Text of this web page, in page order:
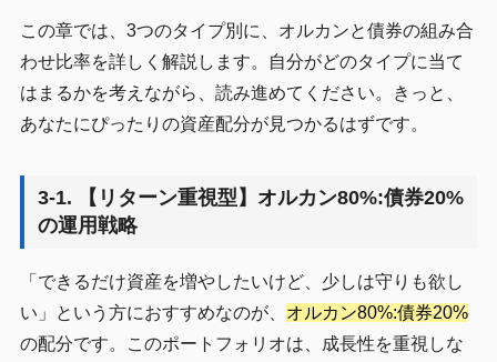
この章では、3つのタイプ別に、オルカンと債券の組み合
わせ比率を詳しく解説します。自分がどのタイプに当て
はまるかを考えながら、読み進めてください。きっと、
あなたにぴったりの資産配分が見つかるはずです。
3-1. 【リターン重視型】オルカン80%:債券20%
の運用戦略
「できるだけ資産を増やしたいけど、少しは守りも欲し
い」という方におすすめなのが、 オルカン80%:債券20%
の配分です。このポートフォリオは、成長性を重視しな